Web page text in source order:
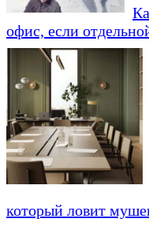
офис, если
который ловит